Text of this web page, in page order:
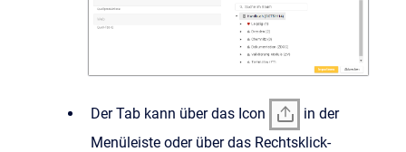
Der Tab kann über das Icon
in der
Menüleiste oder über das Rechtsklick-